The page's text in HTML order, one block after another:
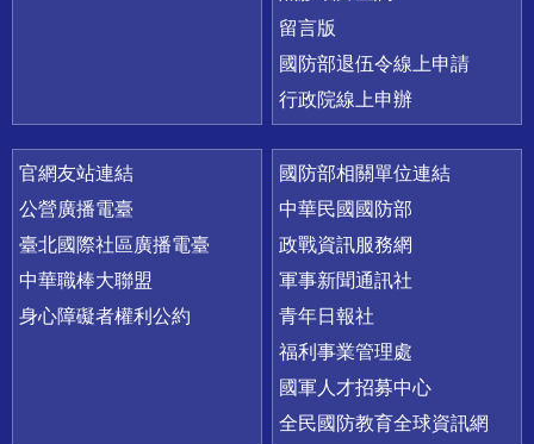
留言版
國防部退伍令線上申請
行政院線上申辦
官網友站連結
公營廣播電臺
臺北國際社區廣播電臺
中華職棒大聯盟
身心障礙者權利公約
國防部相關單位連結
中華民國國防部
政戰資訊服務網
軍事新聞通訊社
青年日報社
福利事業管理處
國軍人才招募中心
全民國防教育全球資訊網